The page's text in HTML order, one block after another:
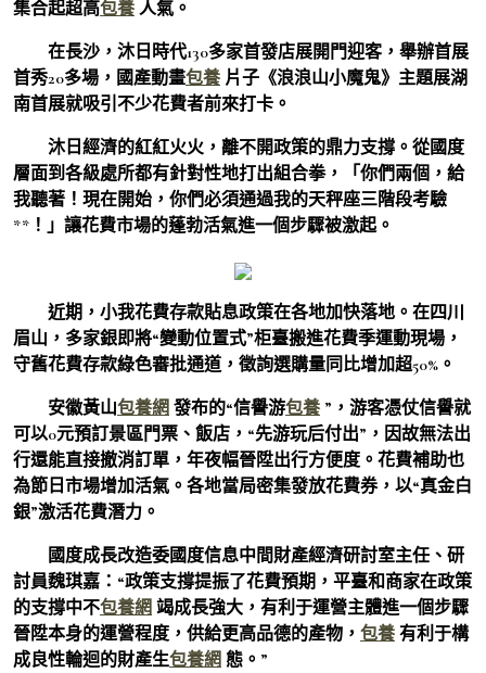
集合起超高包養 人氣。
在長沙，沐日時代130多家首發店展開門迎客，舉辦首展
首秀20多場，國產動畫包養 片子《浪浪山小魔鬼》主題展湖
南首展就吸引不少花費者前來打卡。
沐日經濟的紅紅火火，離不開政策的鼎力支撐。從國度
層面到各級處所都有針對性地打出組合拳，「你們兩個，給
我聽著！現在開始，你們必須通過我的天秤座三階段考驗
**！」讓花費市場的蓬勃活氣進一個步驟被激起。
近期，小我花費存款貼息政策在各地加快落地。在四川
眉山，多家銀即將“變動位置式”柜臺搬進花費季運動現場，
守舊花費存款綠色審批通道，徵詢選購量同比增加超50%。
安徽黃山包養網 發布的“信譽游包養 ”，游客憑仗信譽就
可以0元預訂景區門票、飯店，“先游玩后付出”，因故無法出
行還能直接撤消訂單，年夜幅晉陞出行方便度。花費補助也
為節日市場增加活氣。各地當局密集發放花費券，以“真金白
銀”激活花費潛力。
國度成長改造委國度信息中間財產經濟研討室主任、研
討員魏琪嘉：“政策支撐提振了花費預期，平臺和商家在政策
的支撐中不包養網 竭成長強大，有利于運營主體進一個步驟
晉陞本身的運營程度，供給更高品德的產物， 包養 有利于構
成良性輪迴的財產生包養網 態。”